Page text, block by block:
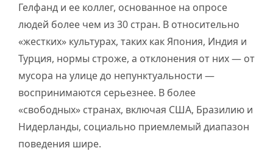
Гелфанд и ее коллег, основанное на опросе
людей более чем из 30 стран. В относительно
«жестких» культурах, таких как Япония, Индия и
Турция, нормы строже, а отклонения от них — от
мусора на улице до непунктуальности —
воспринимаются серьезнее. В более
«свободных» странах, включая США, Бразилию и
Нидерланды, социально приемлемый диапазон
поведения шире.